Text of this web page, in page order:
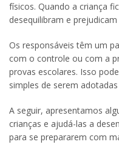
físicos. Quando a criança
desequilibram e
Os responsáveis têm um
com o controle ou com a
provas escolares. Isso
simples de serem
A seguir, apresentamos
crianças e ajudá-las a
para se prepararem com